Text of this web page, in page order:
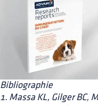
Bibliographie
1. Massa KL, Gilger BC,